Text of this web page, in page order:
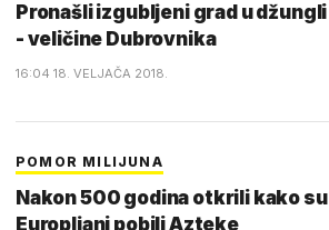
Pronašli izgubljeni grad u džungli
- veličine Dubrovnika
16:04 18. VELJAČA 2018.
POMOR MILIJUNA
Nakon 500 godina otkrili kako su
Europljani pobili Azteke